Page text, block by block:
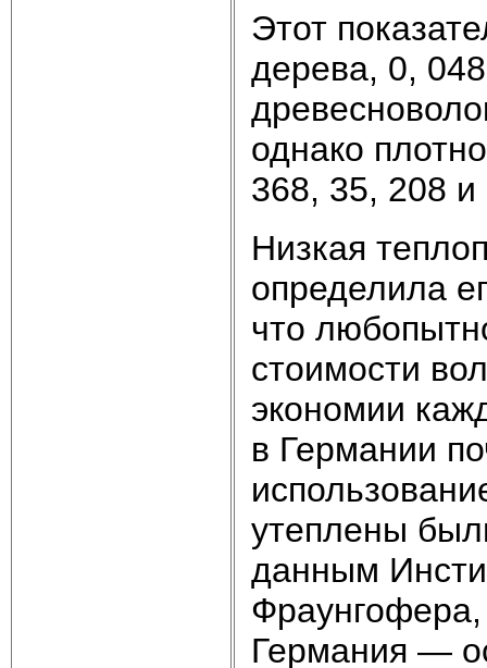
Этот
дерева, 0,
однако
368, 35, 208 и
Низкая
определила
что
стоимости
экономии
в Германии
утеплены
данным
Фраунгофера,
Германия —